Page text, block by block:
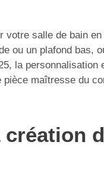
salle de bain
ou un plafond bas,
la
maîtresse du